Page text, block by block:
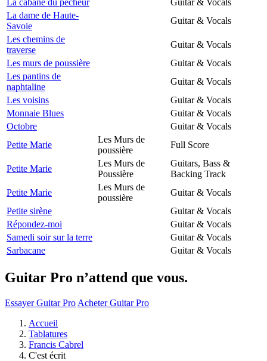
La cabane du pêcheur
Guitar & Vocals
La dame de Haute-
Savoie
Guitar & Vocals
Les chemins de
traverse
Guitar & Vocals
Les murs de poussière
Guitar & Vocals
Les pantins de
naphtaline
Guitar & Vocals
Les voisins
Guitar & Vocals
Monnaie Blues
Guitar & Vocals
Octobre
Guitar & Vocals
Petite Marie
Les Murs de
poussière
Full Score
Petite Marie
Les Murs de
Poussière
Guitars, Bass &
Backing Track
Petite Marie
Les Murs de
poussière
Guitar & Vocals
Petite sirène
Guitar & Vocals
Répondez-moi
Guitar & Vocals
Samedi soir sur la terre
Guitar & Vocals
Sarbacane
Guitar & Vocals
Guitar Pro n’attend que vous.
Essayer Guitar Pro Acheter Guitar Pro
Accueil
Tablatures
Francis Cabrel
C'est écrit